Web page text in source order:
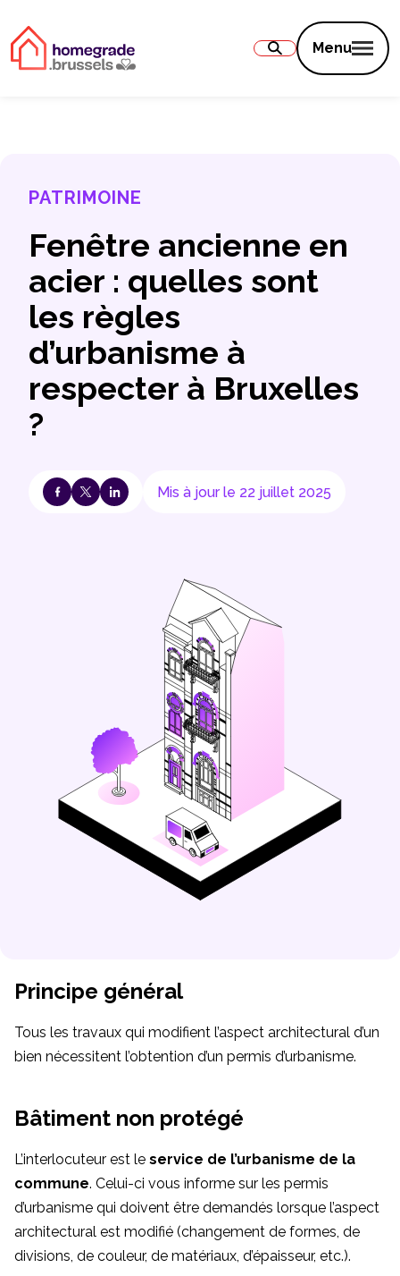
Menu
PATRIMOINE
Fenêtre ancienne en
acier : quelles sont
les règles
d’urbanisme à
respecter à Bruxelles
?
Mis à jour le 22 juillet 2025
Principe général
Tous les travaux qui modifient l’aspect architectural d’un
bien nécessitent l’obtention d’un permis d’urbanisme.
Bâtiment non protégé
L’interlocuteur est le service de l’urbanisme de la
commune. Celui-ci vous informe sur les permis
d’urbanisme qui doivent être demandés lorsque l’aspect
architectural est modifié (changement de formes, de
divisions, de couleur, de matériaux, d’épaisseur, etc.).